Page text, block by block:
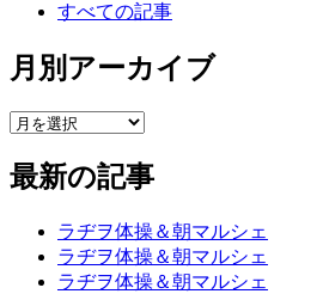
すべての記事
月別アーカイブ
最新の記事
ラヂヲ体操＆朝マルシェ
ラヂヲ体操＆朝マルシェ
ラヂヲ体操＆朝マルシェ